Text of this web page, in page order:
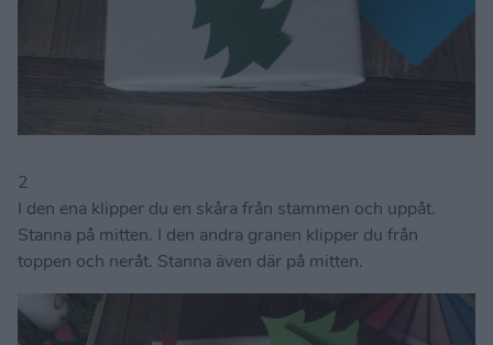
2
I den ena klipper du en skåra från stammen och uppåt.
Stanna på mitten. I den andra granen klipper du från
toppen och neråt. Stanna även där på mitten.